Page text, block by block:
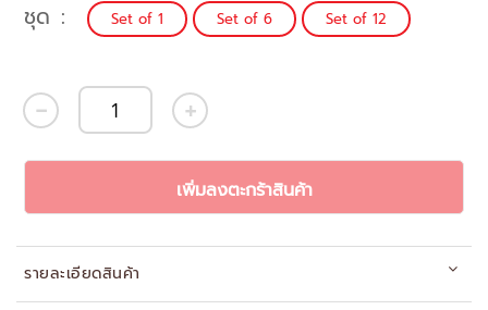
ชุด Set of 1 Set of 6 Set of 12
เพิ่มลงตะกร้าสินค้า
รายละเอียดสินค้า